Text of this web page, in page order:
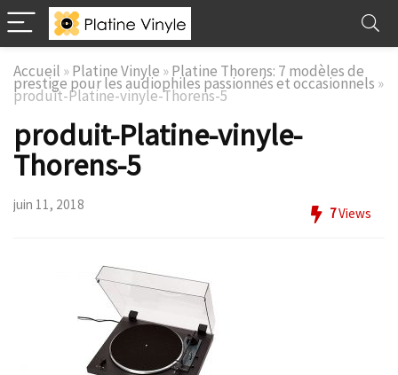
Accueil »Platine Vinyle »Platine Thorens: 7 modèles de
prestige pour les audiophiles passionnés et occasionnels »
produit-Platine-vinyle-Thorens-5
produit-Platine-vinyle-
Thorens-5
juin 11, 2018
7Views